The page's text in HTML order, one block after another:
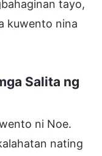
tayo,
kuwento nina
Salita ng
ni Noe.
nating